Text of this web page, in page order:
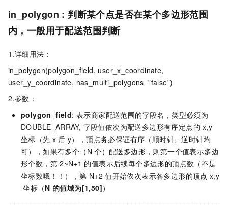
in_polygon : 判断某个点是否在某个多边形范围
内，一般用于配送范围判断
1.详细用法：
in_polygon(polygon_field, user_x_coordinate,
user_y_coordinate, has_multi_polygons=”false”)
2.参数：
polygon_field: 表示商家配送范围的字段名，类型必须为
DOUBLE_ARRAY, 字段值依次为配送多边形有序定点的 x,y
坐标（先 x 后 y），顶点务必保证有序（顺时针、逆时针均
可），如果有多个（N 个）配送多边形，则第一个值表示多边
形个数，第 2~N+1 的值表示后续每个多边形的顶点数（不是
坐标数哦！！），第 N+2 值开始依次表示各多边形的顶点 x,y
坐标（N 的值域为[1,50]）